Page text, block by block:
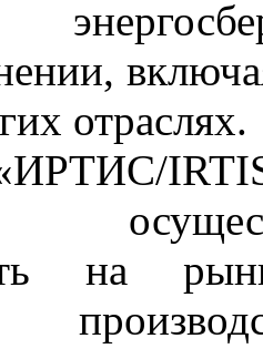
отраслях.
на